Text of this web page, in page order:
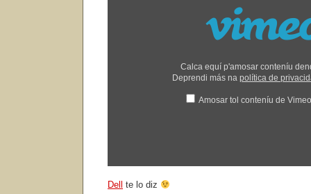
Calca equí p'amosar conteníu
Deprendi más na política de
Amosar tol conteníu de
Dell te lo diz